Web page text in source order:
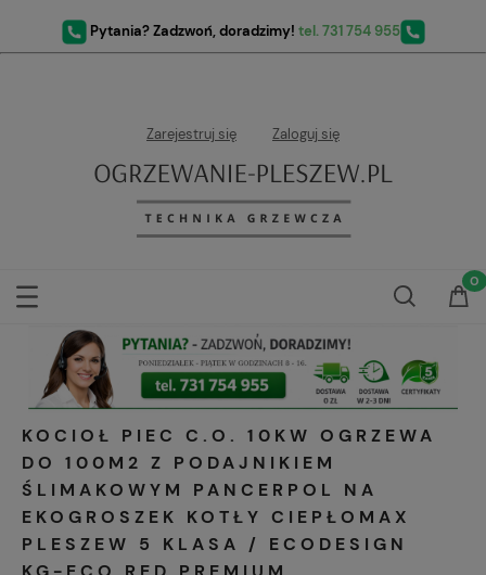
Pytania? Zadzwoń, doradzimy! tel. 731 754 955
Zarejestruj się Zaloguj się
KOCIOŁ PIEC C.O. 10KW OGRZEWA
DO 100M2 Z PODAJNIKIEM
ŚLIMAKOWYM PANCERPOL NA
EKOGROSZEK KOTŁY CIEPŁOMAX
PLESZEW 5 KLASA / ECODESIGN